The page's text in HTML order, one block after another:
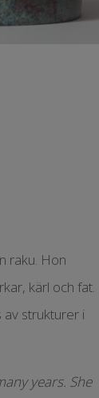
raku. Hon
kärl och fat.
strukturer i
years. She